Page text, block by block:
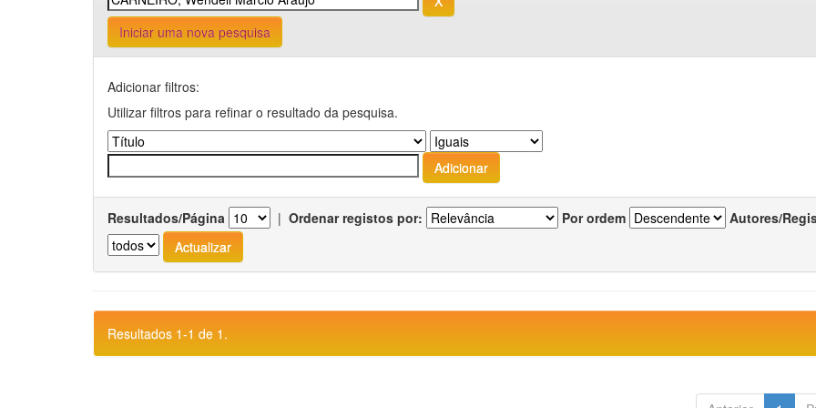
Iniciar uma nova pesquisa
Adicionar filtros:
Utilizar filtros para refinar o resultado da pesquisa.
Resultados/Página | Ordenar registos por: Por ordem Autores/
Resultados 1-1 de 1.